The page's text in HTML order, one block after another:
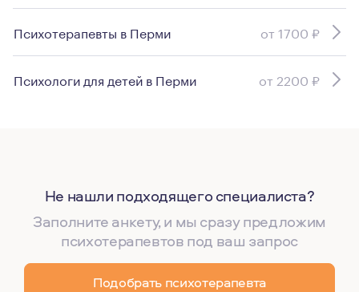
Психотерапевты в Перми от 1700 ₽
Психологи для детей в Перми от 2200 ₽
Не нашли подходящего специалиста?
Заполните анкету, и мы сразу предложим
психотерапевтов под ваш запрос
Подобрать психотерапевта